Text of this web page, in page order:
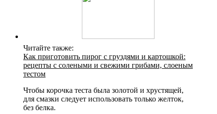
Читайте также:
Как приготовить пирог с груздями и картошкой:
рецепты с солеными и свежими грибами, слоеным
тестом
Чтобы корочка теста была золотой и хрустящей,
для смазки следует использовать только желток,
без белка.